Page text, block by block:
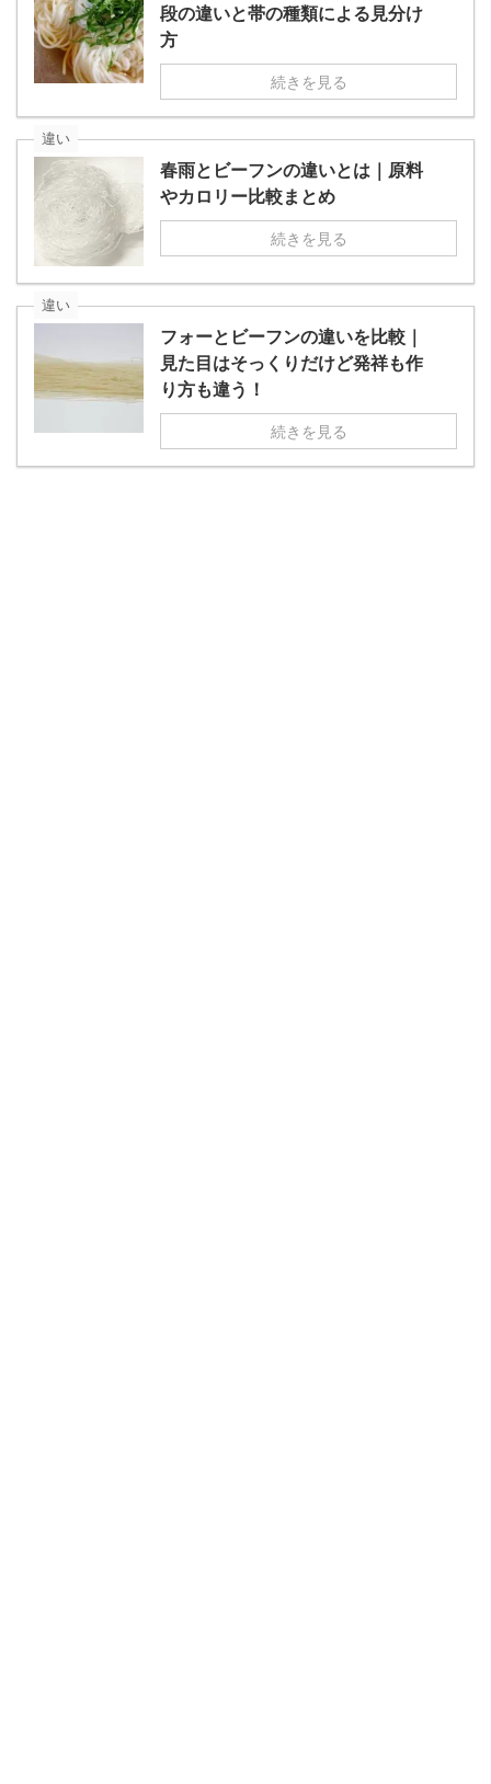
段の違いと帯の種類による見分け
方
続きを見る
違い
春雨とビーフンの違いとは｜原料
やカロリー比較まとめ
続きを見る
違い
フォーとビーフンの違いを比較｜
見た目はそっくりだけど発祥も作
り方も違う！
続きを見る